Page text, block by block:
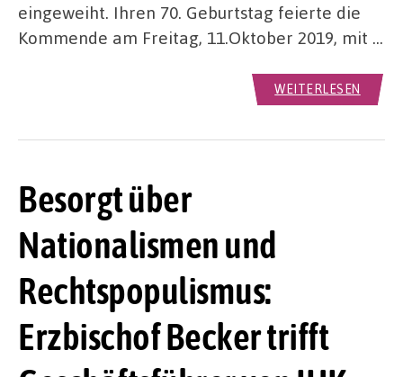
eingeweiht. Ihren 70. Geburtstag feierte die
Kommende am Freitag, 11.Oktober 2019, mit …
WEITERLESEN
Besorgt über
Nationalismen und
Rechtspopulismus:
Erzbischof Becker trifft